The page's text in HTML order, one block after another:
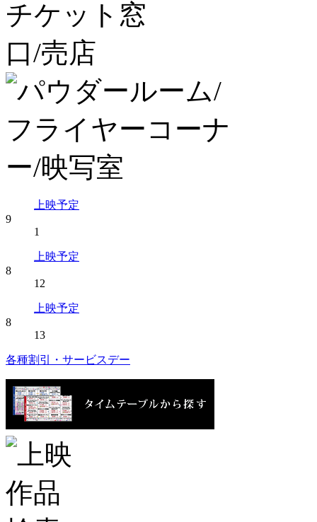
上映予定
9
1
上映予定
8
12
上映予定
8
13
各種割引・サービスデー